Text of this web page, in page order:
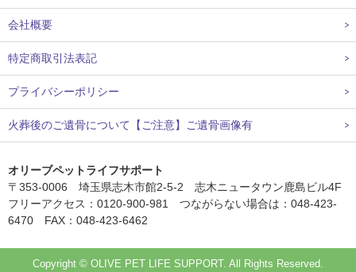
会社概要
特定商取引法表記
プライバシーポリシー
火葬後のご遺骨について【ご注意】ご遺骨画像有
オリーブペットライフサポート
〒353-0006 埼玉県志木市館2-5-2 志木ニュータウン鹿島ビル4F
フリーアクセス：0120-900-981 つながらない場合は：048-423-
6470 FAX：048-423-6462
Copyright © OLIVE PET LIFE SUPPORT. All Rights Reserved.